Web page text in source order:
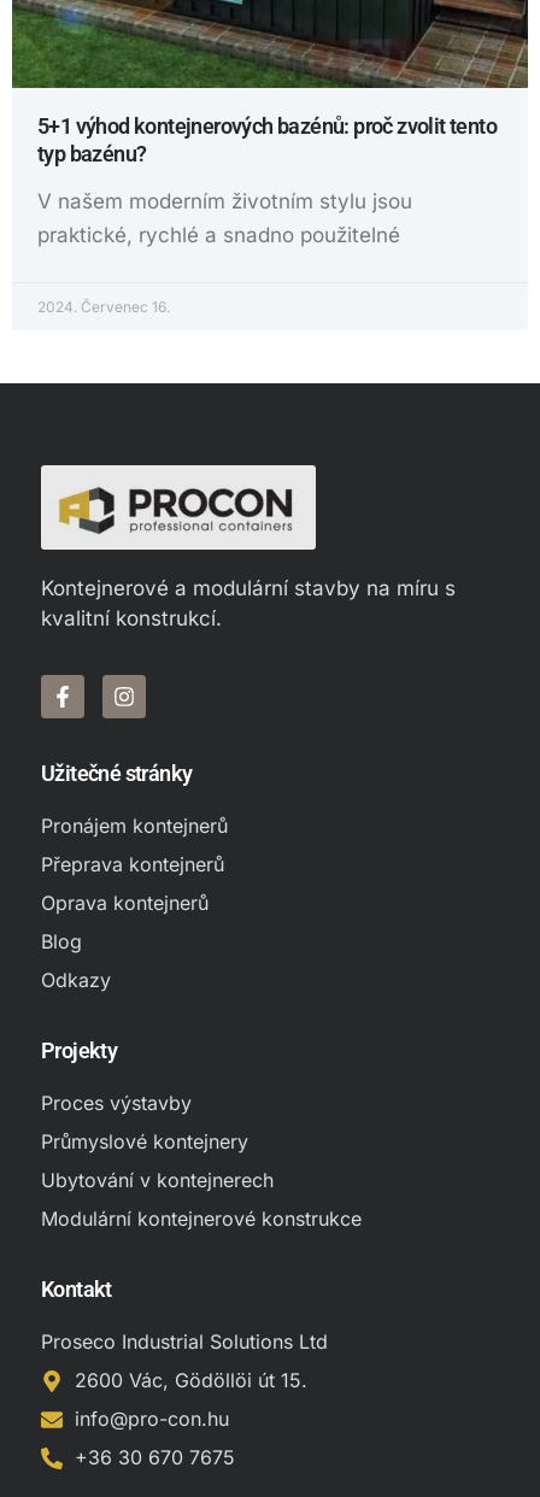
5+1 výhod kontejnerových bazénů: proč zvolit tento
typ bazénu?
V našem moderním životním stylu jsou
praktické, rychlé a snadno použitelné
2024. Červenec 16.
Kontejnerové a modulární stavby na míru s
kvalitní konstrukcí.
Užitečné stránky
Pronájem kontejnerů
Přeprava kontejnerů
Oprava kontejnerů
Blog
Odkazy
Projekty
Proces výstavby
Průmyslové kontejnery
Ubytování v kontejnerech
Modulární kontejnerové konstrukce
Kontakt
Proseco Industrial Solutions Ltd
2600 Vác, Gödöllöi út 15.
info@pro-con.hu
+36 30 670 7675